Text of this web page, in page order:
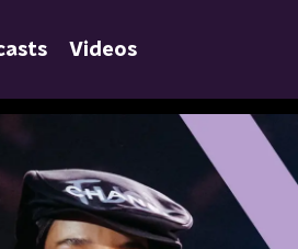
Videos